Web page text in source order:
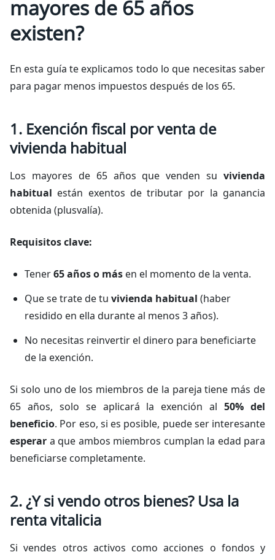
mayores de 65 años
existen?
En esta guía te explicamos todo lo que necesitas saber
para pagar menos impuestos después de los 65.
1. Exención fiscal por venta de
vivienda habitual
Los mayores de 65 años que venden su vivienda
habitual están exentos de tributar por la ganancia
obtenida (plusvalía).
Requisitos clave:
Tener65 años o más en el momento de la venta.
Que se trate de tu vivienda habitual (haber
residido en ella durante al menos 3 años).
No necesitas reinvertir el dinero para beneficiarte
de la exención.
Si solo uno de los miembros de la pareja tiene más de
65 años, solo se aplicará la exención al50% del
beneficio. Por eso, si es posible, puede ser interesante
esperar a que ambos miembros cumplan la edad para
beneficiarse completamente.
2. ¿Y si vendo otros bienes? Usa la
renta vitalicia
Si vendes otros activos como acciones o fondos y